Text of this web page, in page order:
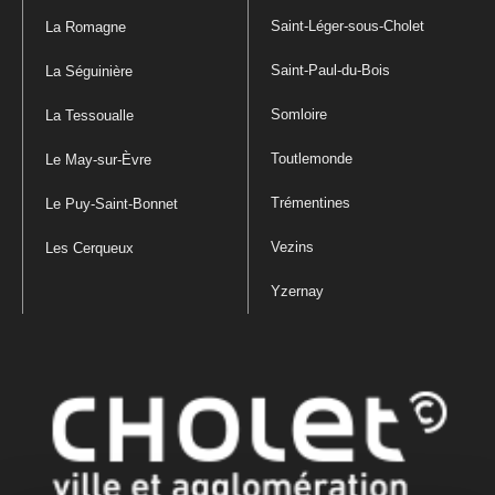
La Romagne
La Séguinière
La Tessoualle
Le May-sur-Èvre
Le Puy-Saint-Bonnet
Les Cerqueux
Saint-Léger-sous-Cholet
Saint-Paul-du-Bois
Somloire
Toutlemonde
Trémentines
Vezins
Yzernay